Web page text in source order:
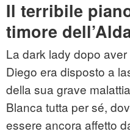
Il terribile
timore
La dark lady dopo
Diego era disposto a
della sua grave
Blanca tutta per sé,
essere ancora affetto